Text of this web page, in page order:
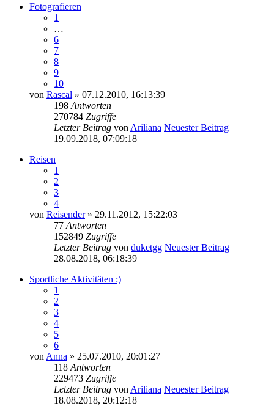
Fotografieren
1
…
6
7
8
9
10
von Rascal » 07.12.2010, 16:13:39
198 Antworten
270784 Zugriffe
Letzter Beitrag von Ariliana Neuester Beitrag
19.09.2018, 07:09:18
Reisen
1
2
3
4
von Reisender» 29.11.2012, 15:22:03
77 Antworten
152849 Zugriffe
Letzter Beitrag von duketgg Neuester Beitrag
28.08.2018, 06:18:39
Sportliche Aktivitäten :)
1
2
3
4
5
6
von Anna » 25.07.2010, 20:01:27
118 Antworten
229473 Zugriffe
Letzter Beitrag von Ariliana Neuester Beitrag
18.08.2018, 20:12:18